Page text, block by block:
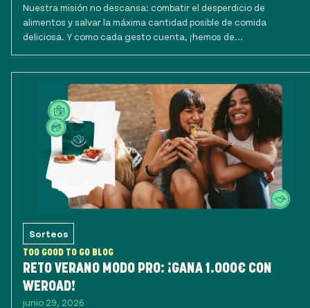
Nuestra misión no descansa: combatir el desperdicio de
alimentos y salvar la máxima cantidad posible de comida
deliciosa. Y como cada gesto cuenta, ¡hemos de...
Sorteos
TOO GOOD TO GO BLOG
RETO VERANO MODO PRO: ¡GANA 1.000€ CON
WEROAD!
junio 29, 2026